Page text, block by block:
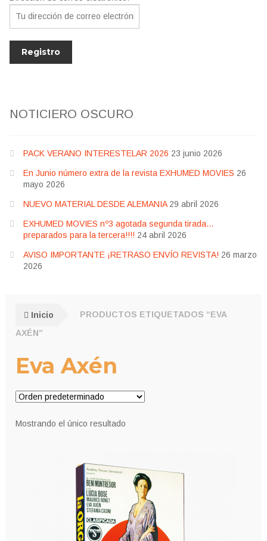
Jesús Franco
Paul Naschy
NOTICIERO OSCURO
PACK VERANO INTERESTELAR 2026 23 junio 2026
En Junio número extra de la revista EXHUMED MOVIES 26
mayo 2026
NUEVO MATERIAL DESDE ALEMANIA 29 abril 2026
EXHUMED MOVIES nº3 agotada segunda tirada…
preparados para la tercera!!!! 24 abril 2026
AVISO IMPORTANTE ¡RETRASO ENVÍO REVISTA! 26 marzo
2026
Inicio
PRODUCTOS ETIQUETADOS “EVA
AXÉN”
Eva Axén
Mostrando el único resultado